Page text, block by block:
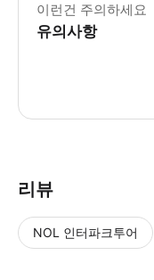
이런건 주의하세요
유의사항
리뷰
NOL 인터파크투어